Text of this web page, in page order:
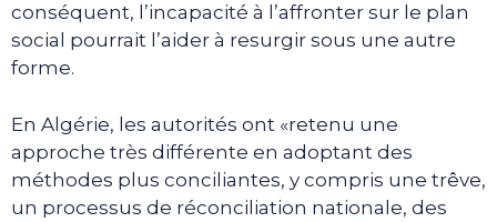
conséquent, l’incapacité à l’affronter sur le plan
social pourrait l’aider à resurgir sous une autre
forme.
En Algérie, les autorités ont «retenu une
approche très différente en adoptant des
méthodes plus conciliantes, y compris une trêve,
un processus de réconciliation nationale, des